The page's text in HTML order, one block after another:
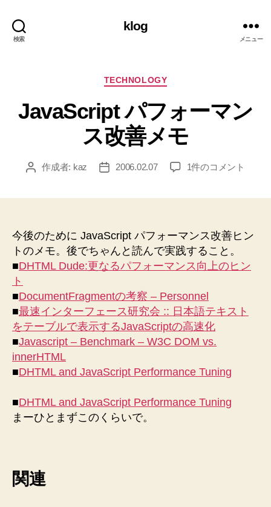
検索
klog
メニュー
カ
ゴ
リ
ー
TECHNOLOGY
JavaScript パフォーマン
ス改善メモ
投 作成者: kaz
投
2006.02.07
JavaScript
マ
ン
ス
改
メ
モ
へ
の
1件のコメント
今後のために JavaScript パフォーマンス改善ヒン
トのメモ。後でちゃんと読んで実践すること。
■DHTML Dude:更なるパフォーマンス向上のヒン
ト
■DocumentFragmentの考察 – Personnel
■最速インターフェース研究会 :: 日本語テキスト
をテーブルで表示するJavaScriptの高速化
■Javascript – Benchmark – W3C DOM vs.
innerHTML
■DHTML and JavaScript Performance Tuning
■DHTML and JavaScript Performance Tuning
まーひとまずこのくらいで。
関連